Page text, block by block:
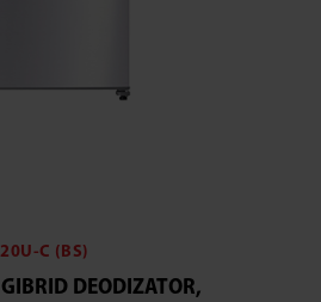
C (BS)
DEODIZATOR,